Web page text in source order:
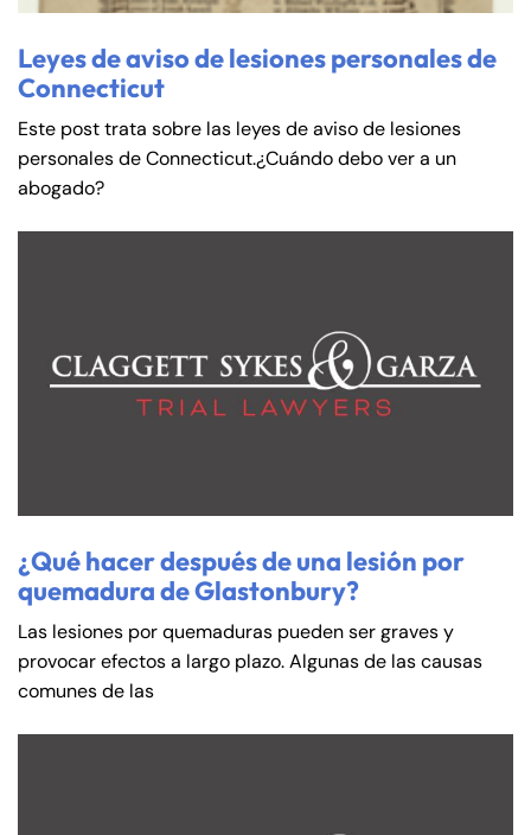
Leyes de aviso de lesiones personales de
Connecticut
Este post trata sobre las leyes de aviso de lesiones
personales de Connecticut.¿Cuándo debo ver a un
abogado?
¿Qué hacer después de una lesión por
quemadura de Glastonbury?
Las lesiones por quemaduras pueden ser graves y
provocar efectos a largo plazo. Algunas de las causas
comunes de las
PM
PM
Saturday
Closed
PM
PM
Saturday
Closed